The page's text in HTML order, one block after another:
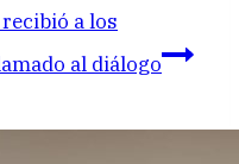
a los
al diálogo